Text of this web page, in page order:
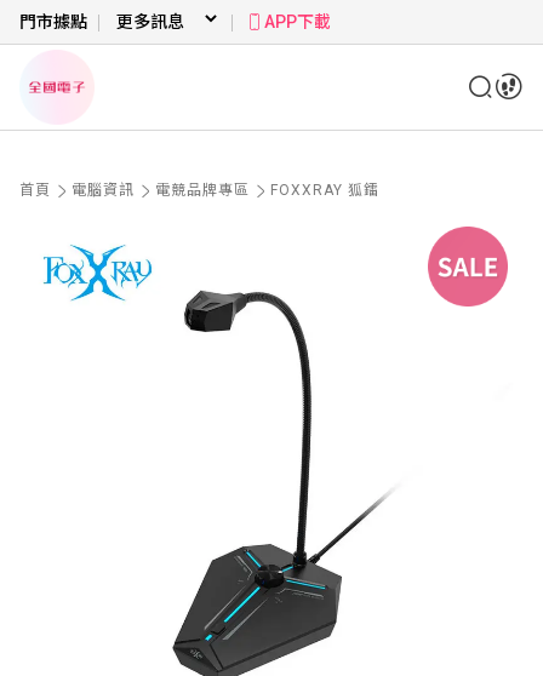
門市據點 APP下載
首頁 電腦資訊 電競品牌專區 FOXXRAY 狐鐳